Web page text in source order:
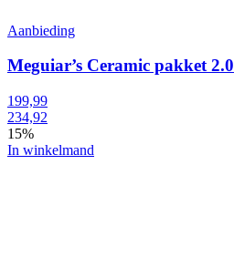
Aanbieding
Meguiar’s Ceramic pakket 2.0
199,99
234,92
15%
In winkelmand